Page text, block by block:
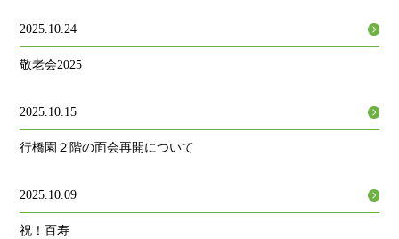
2025.10.24
敬老会2025
2025.10.15
行橋園２階の面会再開について
2025.10.09
祝！百寿